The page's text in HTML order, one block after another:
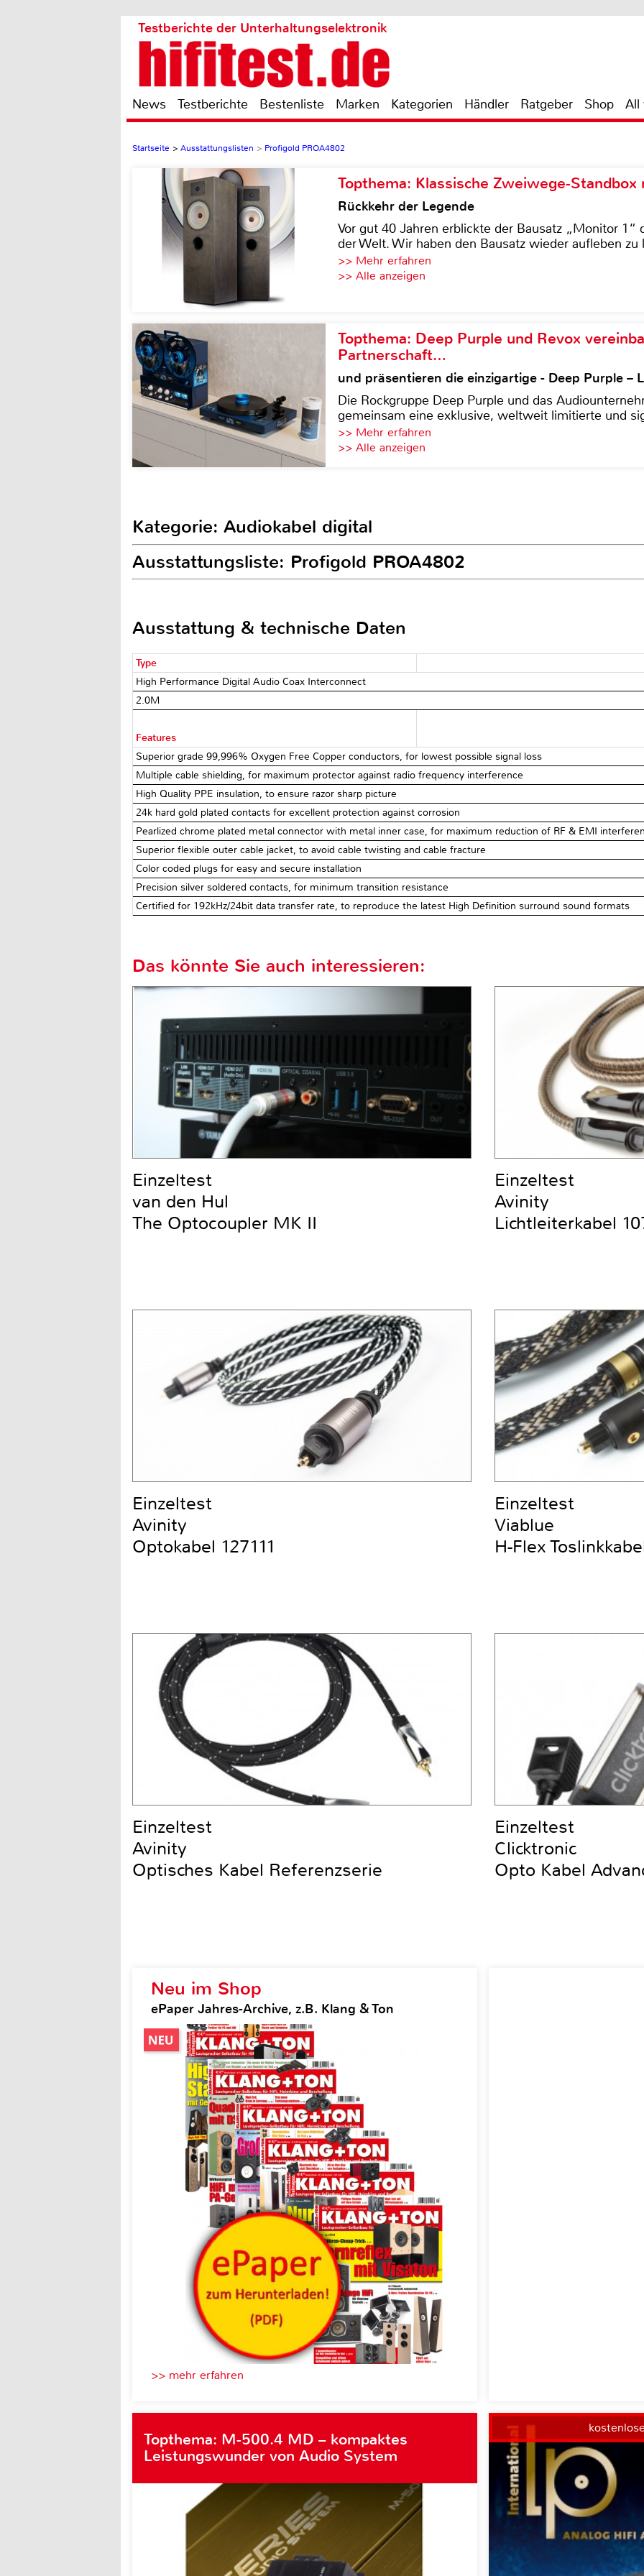
Testberichte der Unterhaltungselektronik
News Testberichte Bestenliste Marken Kategorien Händler Ratgeber Shop All
Startseite > Ausstattungslisten > Profigold PROA4802
Topthema: Klassische Zweiwege-
Rückkehr der Legende
Vor gut 40 Jahren erblickte der Bausatz „Monitor 1“
der Welt. Wir haben den Bausatz wieder aufleben zu
>> Mehr erfahren
>> Alle anzeigen
Topthema: Deep Purple und Revox
Partnerschaft…
und präsentieren die einzigartige - Deep Purple –
Die Rockgruppe Deep Purple und das
gemeinsam eine exklusive, weltweit limitierte und
>> Mehr erfahren
>> Alle anzeigen
Kategorie: Audiokabel digital
Ausstattungsliste: Profigold PROA4802
Ausstattung & technische Daten
Type
High Performance Digital Audio Coax Interconnect
2.0M
Features
Superior grade 99,996% Oxygen Free Copper conductors, for lowest possible signal loss
Multiple cable shielding, for maximum protector against radio frequency interference
High Quality PPE insulation, to ensure razor sharp picture
24k hard gold plated contacts for excellent protection against corrosion
Pearlized chrome plated metal connector with metal inner case, for maximum reduction of RF & EMI
Superior flexible outer cable jacket, to avoid cable twisting and cable fracture
Color coded plugs for easy and secure installation
Precision silver soldered contacts, for minimum transition resistance
Certified for 192kHz/24bit data transfer rate, to reproduce the latest High Definition surround sound formats
Neu im Shop
ePaper Jahres-Archive, z.B. Klang & Ton
>> mehr erfahren
Topthema: M-500.4 MD – kompaktes
Leistungswunder von Audio System
Das könnte Sie auch interessieren:
Einzeltest
van den Hul
The Optocoupler MK II
Einzeltest
Avinity
Lichtleiterkabel
Einzeltest
Avinity
Optokabel 127111
Einzeltest
Viablue
H-Flex
Einzeltest
Avinity
Optisches Kabel Referenzserie
Einzeltest
Clicktronic
Opto Kabel